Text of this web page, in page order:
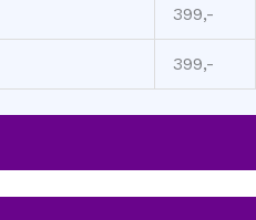
399,-
399,-